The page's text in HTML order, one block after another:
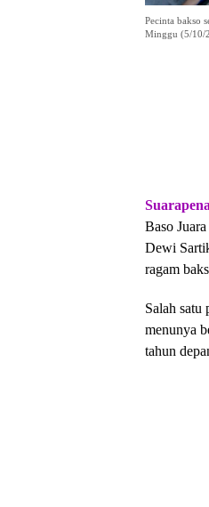
Pecinta bakso
Minggu (5/10/
Baso
Dewi
ragam
Salah satu
menunya
tahun